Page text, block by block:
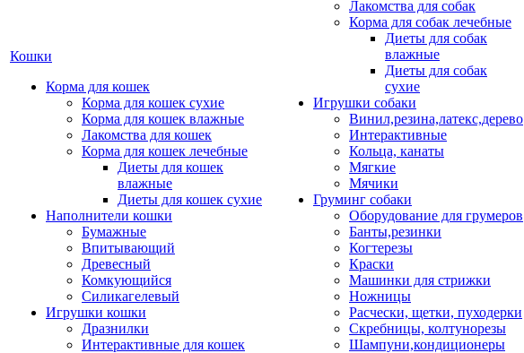
Кошки
Корма для кошек
Корма для кошек сухие
Корма для кошек влажные
Лакомства для кошек
Корма для кошек лечебные
Диеты для кошек
влажные
Диеты для кошек сухие
Наполнители кошки
Бумажные
Впитывающий
Древесный
Комкующийся
Силикагелевый
Игрушки кошки
Дразнилки
Интерактивные для кошек
Лакомства для собак
Корма для собак лечебные
Диеты для собак
влажные
Диеты для собак
сухие
Игрушки собаки
Винил,резина,латекс,дерево
Интерактивные
Кольца, канаты
Мягкие
Мячики
Груминг собаки
Оборудование для грумеров
Банты,резинки
Когтерезы
Краски
Машинки для стрижки
Ножницы
Расчески, щетки, пуходерки
Скребницы, колтунорезы
Шампуни,кондиционеры